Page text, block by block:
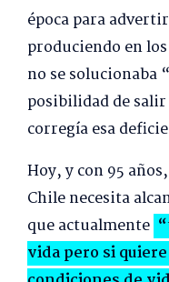
época para
produciendo en
no se solucionaba
posibilidad de salir
corregía esa
Hoy, y con 95
Chile necesita
que actualmente
vida pero si